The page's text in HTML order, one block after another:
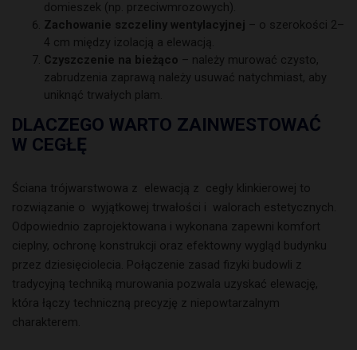
domieszek (np. przeciwmrozowych).
Zachowanie szczeliny wentylacyjnej – o szerokości 2–
4 cm między izolacją a elewacją.
Czyszczenie na bieżąco – należy murować czysto,
zabrudzenia zaprawą należy usuwać natychmiast, aby
uniknąć trwałych plam.
DLACZEGO WARTO ZAINWESTOWAĆ
W CEGŁĘ
Ściana trójwarstwowa z elewacją z cegły klinkierowej to
rozwiązanie o wyjątkowej trwałości i walorach estetycznych.
Odpowiednio zaprojektowana i wykonana zapewni komfort
cieplny, ochronę konstrukcji oraz efektowny wygląd budynku
przez dziesięciolecia. Połączenie zasad fizyki budowli z
tradycyjną techniką murowania pozwala uzyskać elewację,
która łączy techniczną precyzję z niepowtarzalnym
charakterem.